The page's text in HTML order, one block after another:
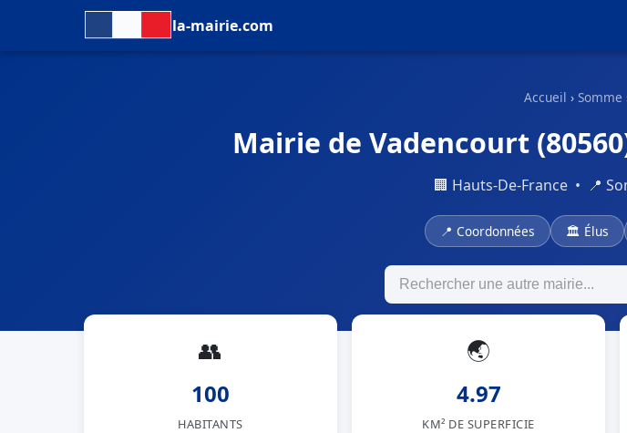
la-mairie.com
Accueil › Somme
Mairie de Vadencourt
🏢 Hauts-De-France • 📍
📍 Coordonnées 🏛 Élus
👥
100
HABITANTS
🌏
4.97
KM² DE SUPERFICIE